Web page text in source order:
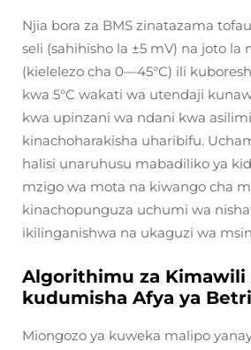
Njia bora za BMS zinatazama
seli (sahihisho la ±5 mV) na joto la
(kielelezo cha 0—45°C) ili
kwa 5°C wakati wa utendaji
kwa upinzani wa ndani kwa
kinachoharakisha uharibifu.
halisi unaruhusu mabadiliko ya
mzigo wa mota na kiwango cha
kinachopunguza uchumi wa
ikilinganishwa na ukaguzi wa
Algorithimu za Kimawili
kudumisha Afya ya Betri
Miongozo ya kuweka malipo